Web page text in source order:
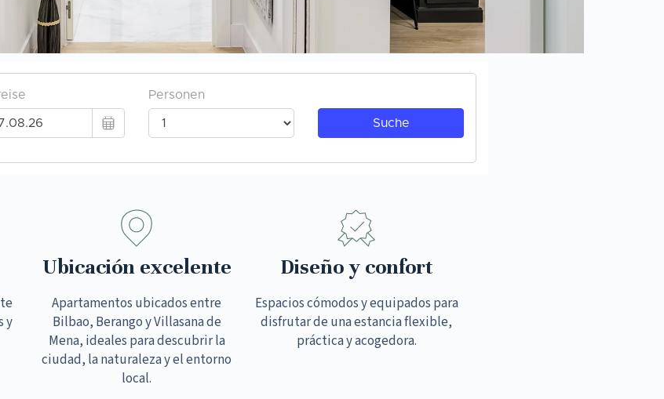
y
Ubicación excelente
Apartamentos ubicados entre
Bilbao, Berango y Villasana de
Mena, ideales para descubrir la
ciudad, la naturaleza y el entorno
local.
Diseño y confort
Espacios cómodos y equipados para
disfrutar de una estancia flexible,
práctica y acogedora.